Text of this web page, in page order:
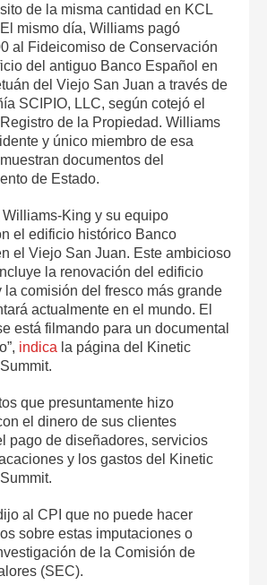
de la misma cantidad en KCL
mismo día, Williams pagó
al Fideicomiso de Conservación
del antiguo Banco Español en
del Viejo San Juan a través de
SCIPIO, LLC, según cotejó el
de la Propiedad. Williams
y único miembro de esa
documentos del
de Estado.
Williams-King y su equipo
el edificio histórico Banco
el Viejo San Juan. Este ambicioso
la renovación del edificio
la comisión del fresco más grande
actualmente en el mundo. El
está filmando para un documental
indica la página del Kinetic
que presuntamente hizo
el dinero de sus clientes
pago de diseñadores, servicios
y los gastos del Kinetic
al CPI que no puede hacer
sobre estas imputaciones o
de la Comisión de
(SEC).